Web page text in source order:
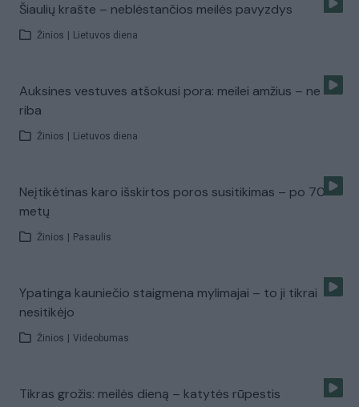
Šiaulių krašte – neblėstančios meilės pavyzdys
Žinios Lietuvos diena
Auksines vestuves atšokusi pora: meilei amžius – ne
riba
Žinios Lietuvos diena
Neįtikėtinas karo išskirtos poros susitikimas – po 70
metų
Žinios Pasaulis
Ypatinga kauniečio staigmena mylimajai – to ji tikrai
nesitikėjo
Žinios Videobumas
Tikras grožis: meilės dieną – katytės rūpestis